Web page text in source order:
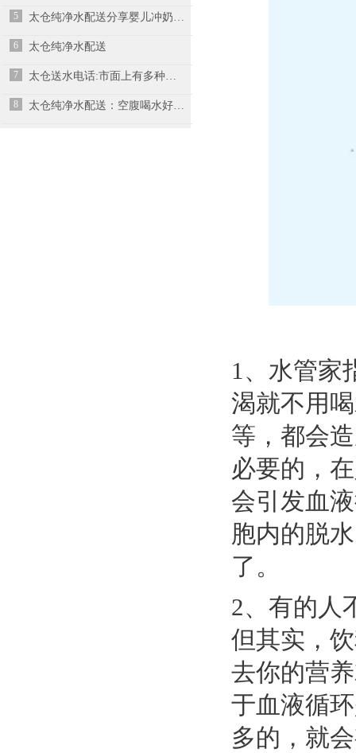
5 太仓纯净水配送分享婴儿冲奶粉7个错误之处
6 太仓纯净水配送
7 太仓送水电话:市面上有多种品牌的矿泉水和天然水，你清楚两者之间的区别吗?
8 太仓纯净水配送：空腹喝水好不好,早上喝水对身体有什么好处呢
1、水管家
渴就不用
等，都会
必要的，
会引发血
胞内的脱
了。
2、有的人
但其实，
去你的营
于血液循
多的，就